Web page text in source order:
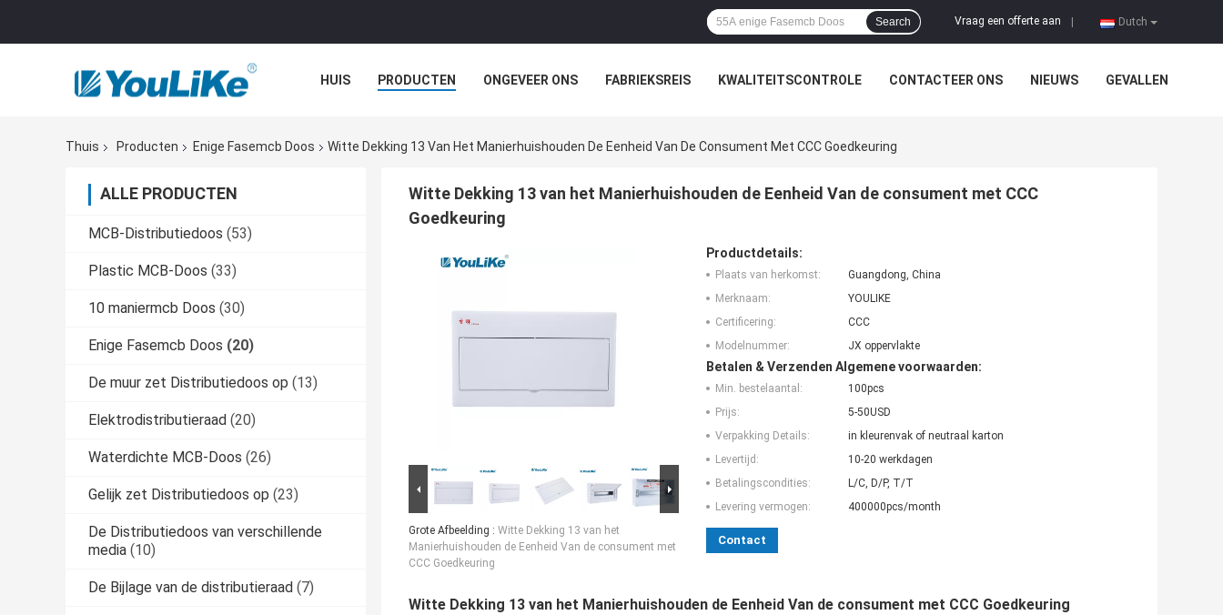
Dutch
Vraag een offerte aan
Search
HUIS PRODUCTEN ONGEVEER ONS FABRIEKSREIS KWALITEITSCONTROLE CONTACTEER ONS NIEUWS GEVALLEN
Thuis Producten Enige Fasemcb Doos Witte Dekking 13 Van Het Manierhuishouden De Eenheid Van De Consument Met CCC Goedkeuring
ALLE PRODUCTEN
MCB-Distributiedoos (53)
Plastic MCB-Doos (33)
10 maniermcb Doos (30)
Enige Fasemcb Doos (20)
De muur zet Distributiedoos op (13)
Elektrodistributieraad (20)
Waterdichte MCB-Doos (26)
Gelijk zet Distributiedoos op (23)
De Distributiedoos van verschillende
media (10)
De Bijlage van de distributieraad (7)
Witte Dekking 13 van het Manierhuishouden de Eenheid Van de consument met CCC
Goedkeuring
Grote Afbeelding : Witte Dekking 13 van het
Manierhuishouden de Eenheid Van de consument met
CCC Goedkeuring
Productdetails:
Plaats van herkomst:
Guangdong, China
Merknaam:
YOULIKE
Certificering:
CCC
Modelnummer:
JX oppervlakte
Betalen & Verzenden Algemene voorwaarden:
Min. bestelaantal:
100pcs
Prijs:
5-50USD
Verpakking Details:
in kleurenvak of neutraal karton
Levertijd:
10-20 werkdagen
Betalingscondities:
L/C, D/P, T/T
Levering vermogen:
400000pcs/month
Contact
Witte Dekking 13 van het Manierhuishouden de Eenheid Van de consument met CCC Goedkeuring